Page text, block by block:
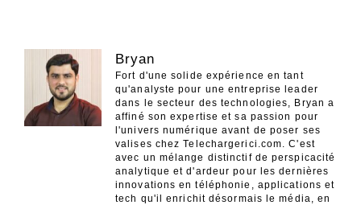
Bryan
Fort d'une solide expérience en tant
qu'analyste pour une entreprise leader
dans le secteur des technologies, Bryan a
affiné son expertise et sa passion pour
l'univers numérique avant de poser ses
valises chez Telechargerici.com. C'est
avec un mélange distinctif de perspicacité
analytique et d'ardeur pour les dernières
innovations en téléphonie, applications et
tech qu'il enrichit désormais le média, en